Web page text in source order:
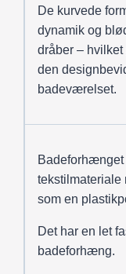
De kurvede
dynamik og
dråber –
den
badeværelset.
tekstilmateriale
som en
Det har en let
badeforhæng.